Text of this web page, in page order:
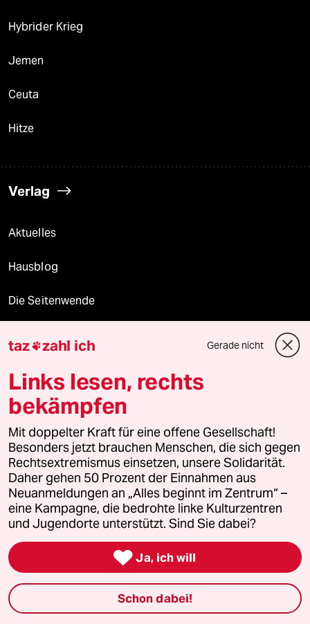
Hybrider Krieg
Jemen
Ceuta
Hitze
Verlag
Aktuelles
Hausblog
Die Seitenwende
Unterstützen
abo
genossenschaft
taz zahl ich
recherchefonds ausland
panterstiftung
taz zahl ich Gerade nicht
Links lesen, rechts
bekämpfen
Mit doppelter Kraft für eine offene Gesellschaft!
Besonders jetzt brauchen Menschen, die sich gegen
Rechtsextremismus einsetzen, unsere Solidarität.
Daher gehen 50 Prozent der Einnahmen aus
Neuanmeldungen an „Alles beginnt im Zentrum“ –
eine Kampagne, die bedrohte linke Kulturzentren
und Jugendorte unterstützt. Sind Sie dabei?
 Ja, ich will
Schon dabei!